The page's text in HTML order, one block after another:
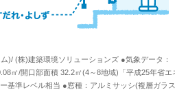
)/ (株)建築環境ソリューションズ ●気象データ：
㎡/開口部面積 32.2㎡(4～8地域)「平成25年省
基準レベル相当 ●窓種：アルミサッシ(複層ガラ